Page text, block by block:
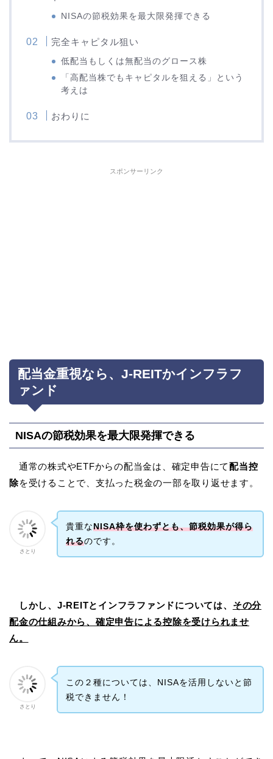
NISAの節税効果を最大限発揮できる
完全キャピタル狙い
低配当もしくは無配当のグロース株
「高配当株でもキャピタルを狙える」という
考えは
おわりに
スポンサーリンク
配当金重視なら、J-REITかインフラフ
ァンド
NISAの節税効果を最大限発揮できる
通常の株式やETFからの配当金は、確定申告にて配当控
除を受けることで、支払った税金の一部を取り返せます。
さとり
貴重なNISA枠を使わずとも、節税効果が得ら
れるのです。
しかし、J-REITとインフラファンドについては、 その分
配金の仕組みから、確定申告による控除を受けられませ
ん。
さとり
この２種については、NISAを活用しないと節
税できません！